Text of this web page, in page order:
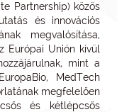
Partnership) közös
és innovációs
megvalósítása,
Európai Unión kívül
mint a
MedTech
megfelelően
és kétlépcsős